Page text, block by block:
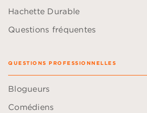
Hachette Durable
Questions fréquentes
QUESTIONS PROFESSIONNELLES
Blogueurs
Comédiens